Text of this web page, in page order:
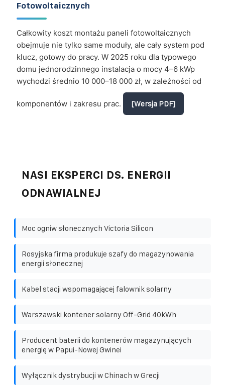
Fotowoltaicznych
Całkowity koszt montażu paneli fotowoltaicznych
obejmuje nie tylko same moduły, ale cały system pod
klucz, gotowy do pracy. W 2025 roku dla typowego
domu jednorodzinnego instalacja o mocy 4–6 kWp
wychodzi średnio 10 000–18 000 zł, w zależności od
komponentów i zakresu prac. [Wersja PDF]
NASI EKSPERCI DS. ENERGII
ODNAWIALNEJ
Moc ogniw słonecznych Victoria Silicon
Rosyjska firma produkuje szafy do magazynowania
energii słonecznej
Kabel stacji wspomagającej falownik solarny
Warszawski kontener solarny Off-Grid 40kWh
Producent baterii do kontenerów magazynujących
energię w Papui-Nowej Gwinei
Wyłącznik dystrybucji w Chinach w Grecji